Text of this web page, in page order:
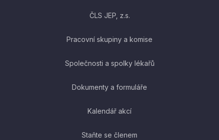
ČLS JEP, z.s.
Pracovní skupiny a komise
Společnosti a spolky lékařů
Dokumenty a formuláře
Kalendář akcí
Staňte se členem